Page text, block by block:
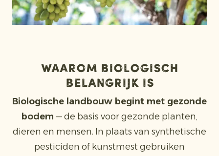
Waarom biologisch
belangrijk is
Biologische landbouw begint met gezonde
bodem — de basis voor gezonde planten,
dieren en mensen. In plaats van synthetische
pesticiden of kunstmest gebruiken